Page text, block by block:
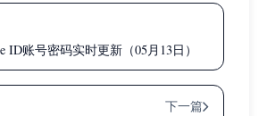
ID账号密码实时更新（05月13日）
下一篇